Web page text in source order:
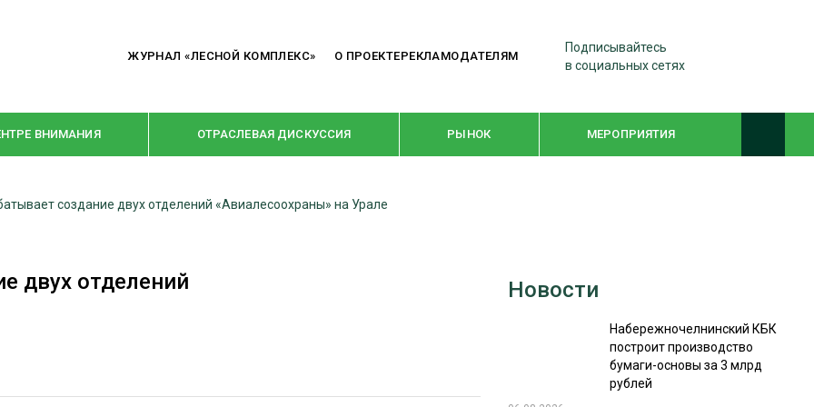
ЖУРНАЛ «ЛЕСНОЙ КОМПЛЕКС» О ПРОЕКТЕРЕКЛАМОДАТЕЛЯМ
Подписывайтесь
в социальных сетях
ВНИМАНИЯ ОТРАСЛЕВАЯ ДИСКУССИЯ РЫНОК МЕРОПРИЯТИЯ
ДОМОСТРОЕНИЕ
РУБРИКИ
WOODEX-2021
СУШКА ДРЕВЕСИНЫ
создание двух отделений «Авиалесоохраны» на Урале
двух отделений
Новости
Набережночелнинский КБК
построит производство
бумаги-основы за 3 млрд
рублей